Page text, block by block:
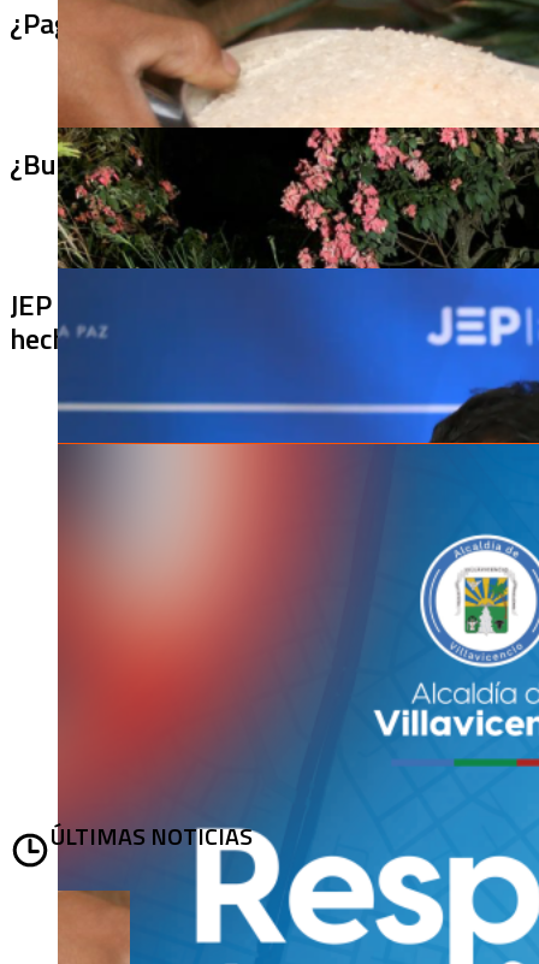
¿Pagaron menos de lo permitido por el
¿Bus bomba rumbo a Cali? Hallan 420
JEP imputa a 27 excomandantes de las
hechos
ÚLTIMAS NOTICIAS